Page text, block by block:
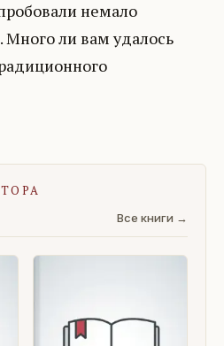
немало
Много ли вам удалось
Все книги →